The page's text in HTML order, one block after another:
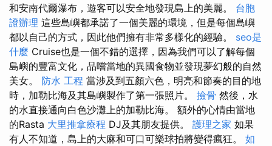
和安南代爾瀑布，遊客可以安全地發現島上的美麗。 台胞
證辦理 這些島嶼都承諾了一個美麗的環境，但是每個島嶼
都以自己的方式，因此他們擁有非常多樣化的經驗。 seo是
什麼 Cruise也是一個不錯的選擇，因為我們可以了解每個
島嶼的豐富文化，品嚐當地的異國食物並發現夢幻般的自然
美女。 防水 工程 當涉及到五顏六色，明亮和節奏的目的地
時，加勒比海及其島嶼製作了第一張照片。 撿骨 然後，水
的水直接通向白色沙灘上的加勒比海。 額外的心情由當地
的Rasta 大里推拿療程 DJ及其朋友提供。 護理之家 如果
有人不知道，島上的大麻和可口可樂球拍將變得瘋狂。 如